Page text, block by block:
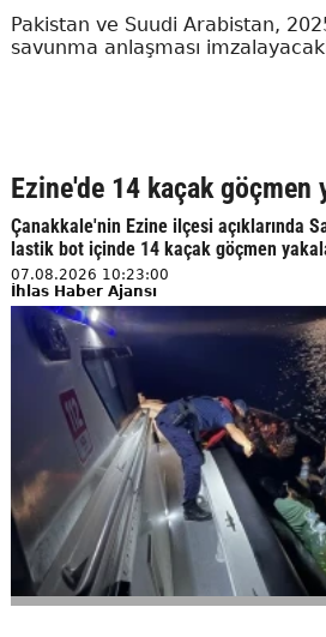
Pakistan ve Suudi Arabistan,
savunma anlaşması
Ezine'de 14 kaçak göçmen
Çanakkale'nin Ezine ilçesi açıklarında
lastik bot içinde 14 kaçak göçmen
07.08.2026 10:23:00
İhlas Haber Ajansı